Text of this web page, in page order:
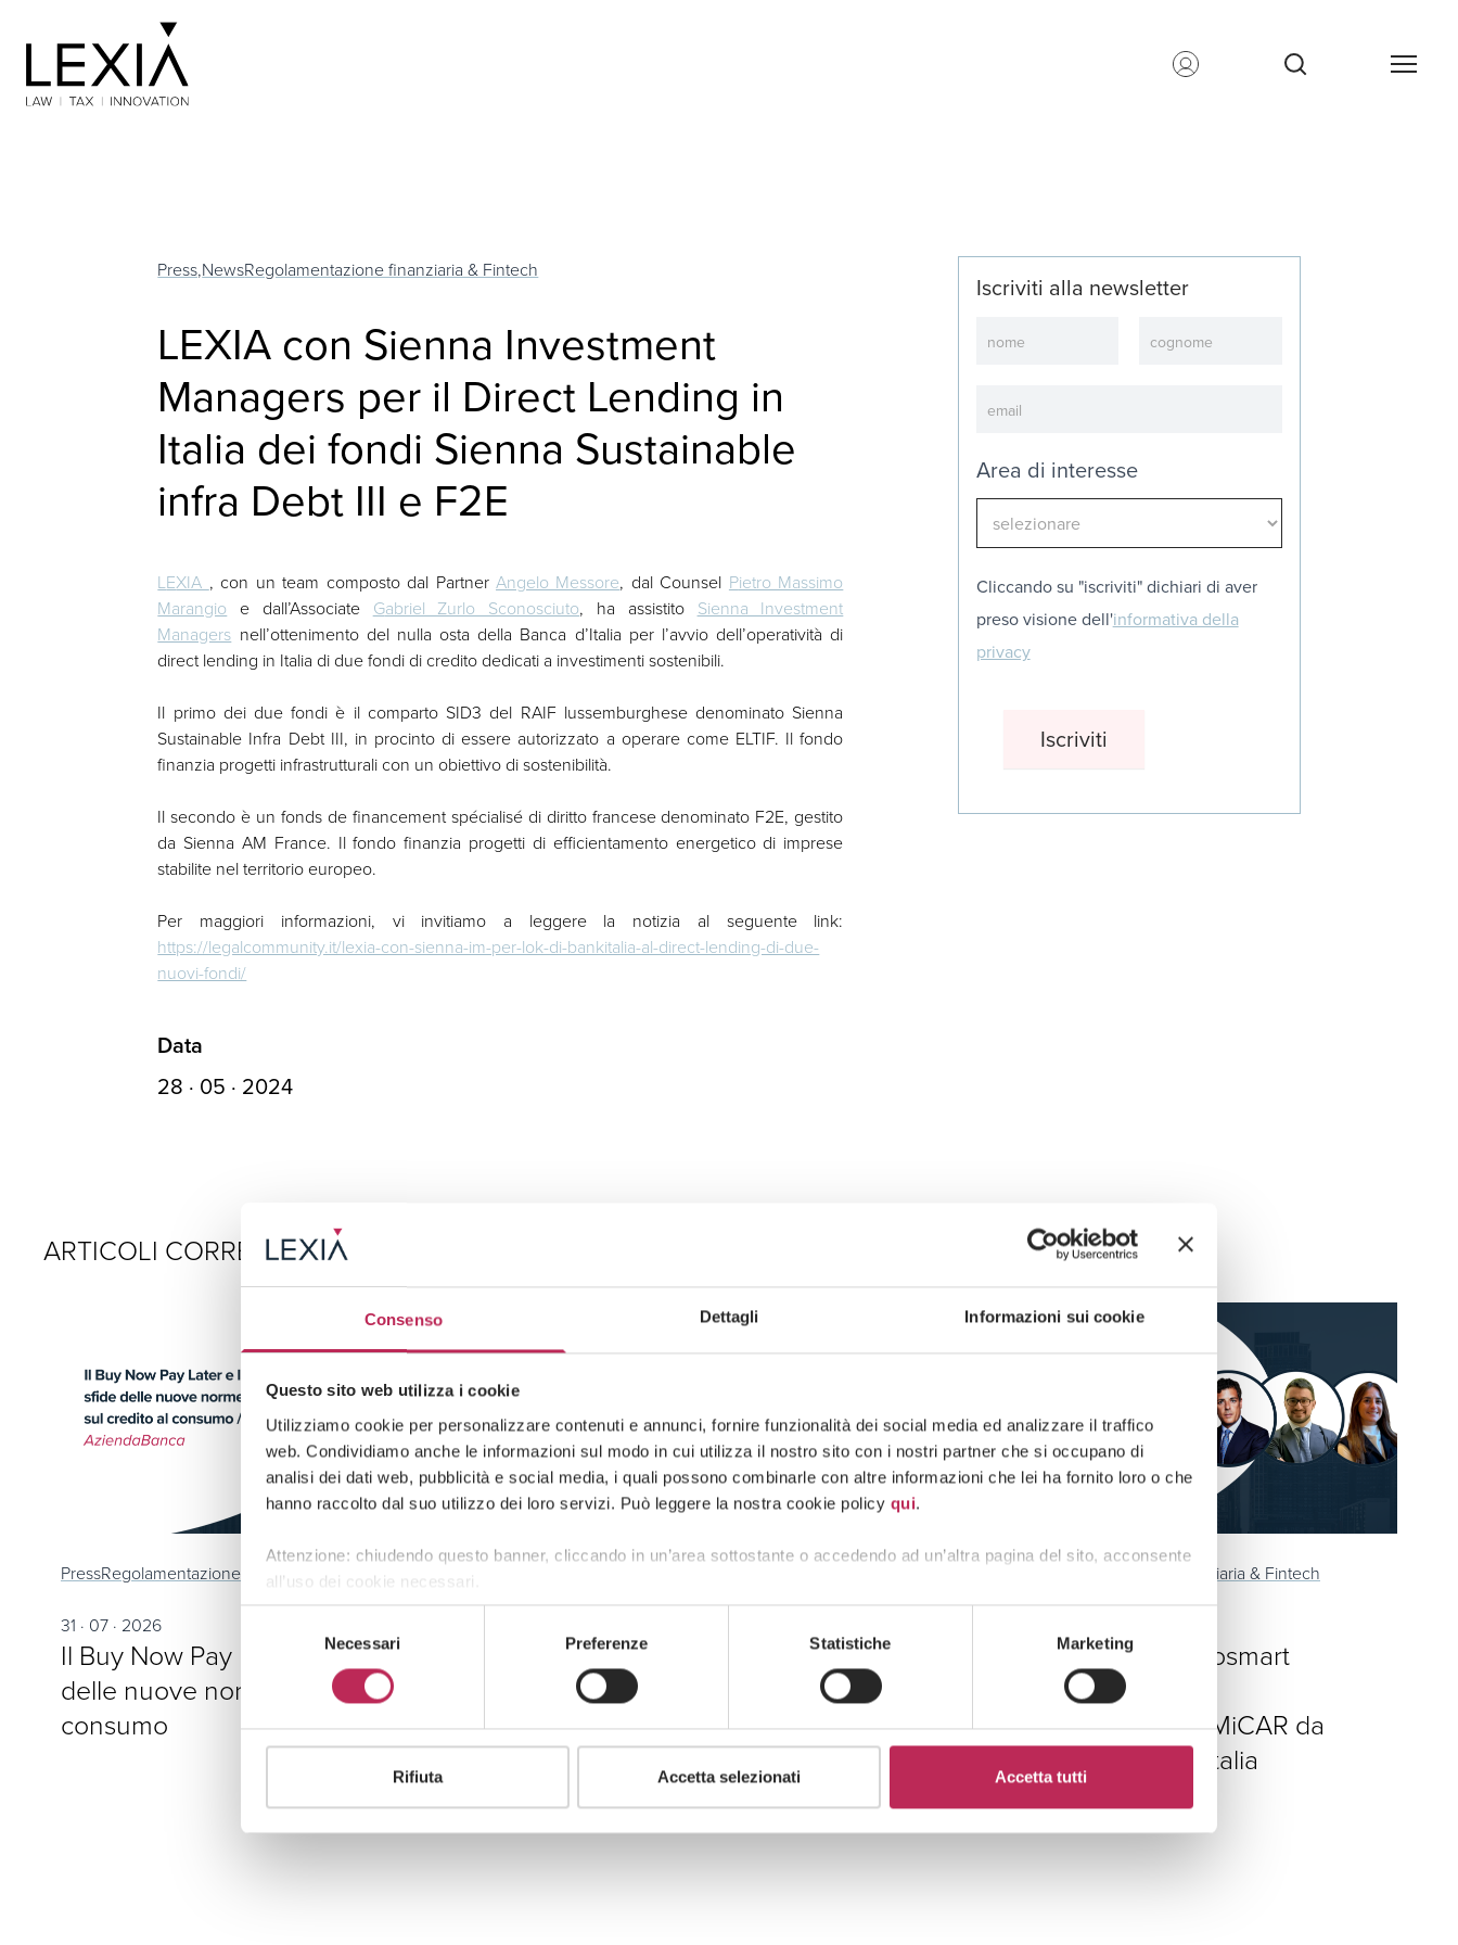
Consenso Dettagli Informazioni sui cookie
Questo sito web utilizza i cookie
Utilizziamo cookie per personalizzare contenuti e annunci, fornire funzionalità dei social media ed analizzare il traffico
web. Condividiamo anche le informazioni sul modo in cui utilizza il nostro sito con i nostri partner che si occupano di
analisi dei dati web, pubblicità e social media, i quali possono combinarle con altre informazioni che lei ha fornito loro o che
hanno raccolto dal suo utilizzo dei loro servizi. Può leggere la nostra cookie policy qui.
Attenzione: chiudendo questo banner, cliccando in un’area sottostante o accedendo ad un’altra pagina del sito, acconsente
all’uso dei cookie necessari.
Necessari Preferenze Statistiche Marketing
Rifiuta Accetta selezionati Accetta tutti
Press,NewsRegolamentazione finanziaria & Fintech
LEXIA con Sienna Investment
Managers per il Direct Lending in
Italia dei fondi Sienna Sustainable
infra Debt III e F2E
Iscriviti alla newsletter
Area di interesse
Cliccando su "iscriviti" dichiari di aver
preso visione dell'informativa della
privacy
LEXIA , con un team composto dal PartnerAngelo Messore, dal Counsel Pietro Massimo
Marangio e dall’Associate Gabriel Zurlo Sconosciuto, ha assistito Sienna Investment
Managers nell’ottenimento del nulla osta della Banca d’Italia per l’avvio dell’operatività di
direct lending in Italia di due fondi di credito dedicati a investimenti sostenibili.
Il primo dei due fondi è il comparto SID3 del RAIF lussemburghese denominato Sienna
Sustainable Infra Debt III, in procinto di essere autorizzato a operare come ELTIF. Il fondo
finanzia progetti infrastrutturali con un obiettivo di sostenibilità.
Il secondo è un fonds de financement spécialisé di diritto francese denominato F2E, gestito
da Sienna AM France. Il fondo finanzia progetti di efficientamento energetico di imprese
stabilite nel territorio europeo.
Per maggiori informazioni, vi invitiamo a leggere la notizia al seguente link:
https://legalcommunity.it/lexia-con-sienna-im-per-lok-di-bankitalia-al-direct-lending-di-due-
nuovi-fondi/
Data
28 · 05 · 2024
ARTICOLI CORRELATI
PressRegolamentazione finanziaria & Fintech
31 · 07 · 2026
Il Buy Now Pay Later e le sfide
delle nuove norme sul credito al
consumo
Financial Services | Newsletter
Giugno 2026
Regolamentazione finanziaria & Fintech
LEXIA assiste Cryptosmart
nell’ottenimento
dell’autorizzazione MiCAR da
Consob e Banca d’Italia
Guarda tutti +